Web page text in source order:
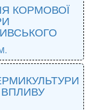
КОРМОВОЇ